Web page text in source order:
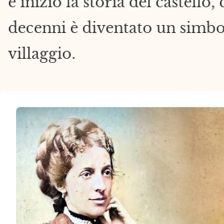
decenni è diventato un
villaggio.